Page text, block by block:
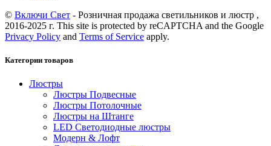
© Включи Свет - Розничная продажа светильников и люстр ,
2016-2025 г. This site is protected by reCAPTCHA and the Google
Privacy Policy and Terms of Service apply.
Категории товаров
Люстры
Люстры Подвесные
Люстры Потолочные
Люстры на Штанге
LED Светодиодные люстры
Модерн & Лофт